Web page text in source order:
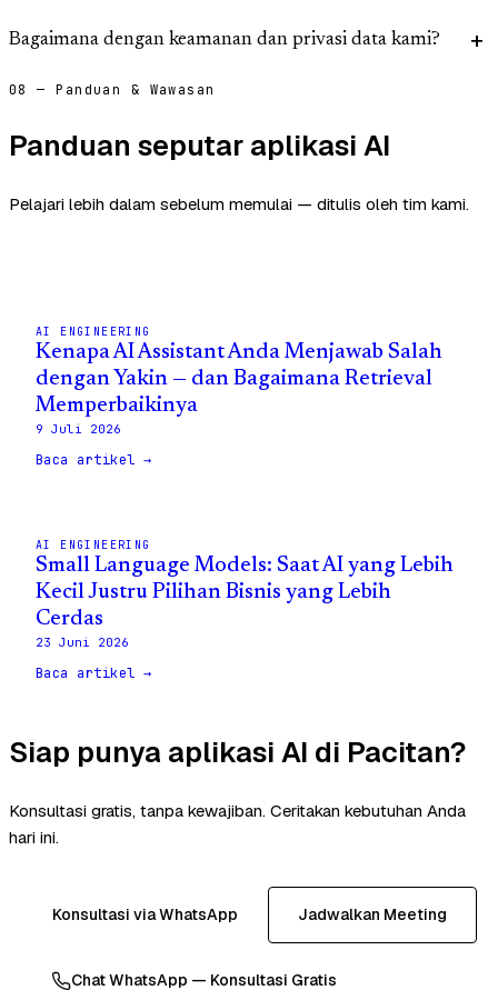
Bagaimana dengan keamanan dan privasi data kami?
08 — Panduan & Wawasan
Panduan seputar aplikasi AI
Pelajari lebih dalam sebelum memulai — ditulis oleh tim kami.
AI ENGINEERING
Kenapa AI Assistant Anda Menjawab Salah
dengan Yakin — dan Bagaimana Retrieval
Memperbaikinya
9 Juli 2026
Baca artikel →
AI ENGINEERING
Small Language Models: Saat AI yang Lebih
Kecil Justru Pilihan Bisnis yang Lebih
Cerdas
23 Juni 2026
Baca artikel →
Siap punya aplikasi AI di Pacitan?
Konsultasi gratis, tanpa kewajiban. Ceritakan kebutuhan Anda
hari ini.
Konsultasi via WhatsApp Jadwalkan Meeting
Chat WhatsApp — Konsultasi Gratis